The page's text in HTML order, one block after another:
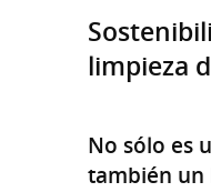
limpieza
No sólo es
también un